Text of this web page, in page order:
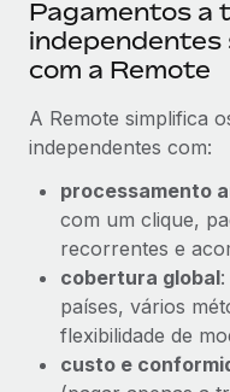
Pagamentos a
independentes
com a Remote
A Remote simplifica
independentes com:
processamento
com um clique,
recorrentes e
cobertura global
países, vários
flexibilidade de
custo e